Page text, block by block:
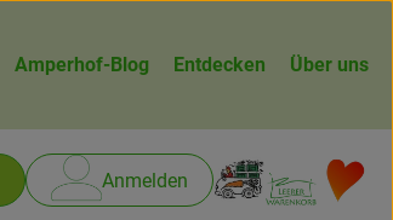
Amperhof-Blog Entdecken Über uns
Anmelden